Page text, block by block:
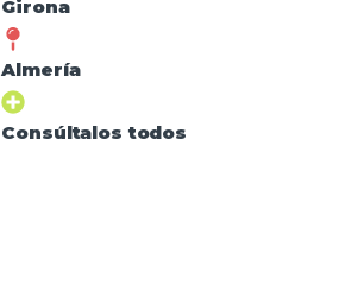
Girona
Almería
Consúltalos todos